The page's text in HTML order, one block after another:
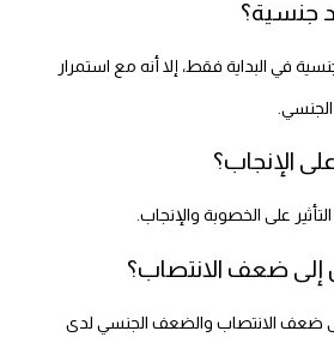
جنسية؟
في البداية فقط، إلا أنه مع استمرار
الإنجاب؟
على الخصوبة والإنجاب.
إلى ضعف الانتصاب؟
ضعف الانتصاب والضعف الجنسي لدى